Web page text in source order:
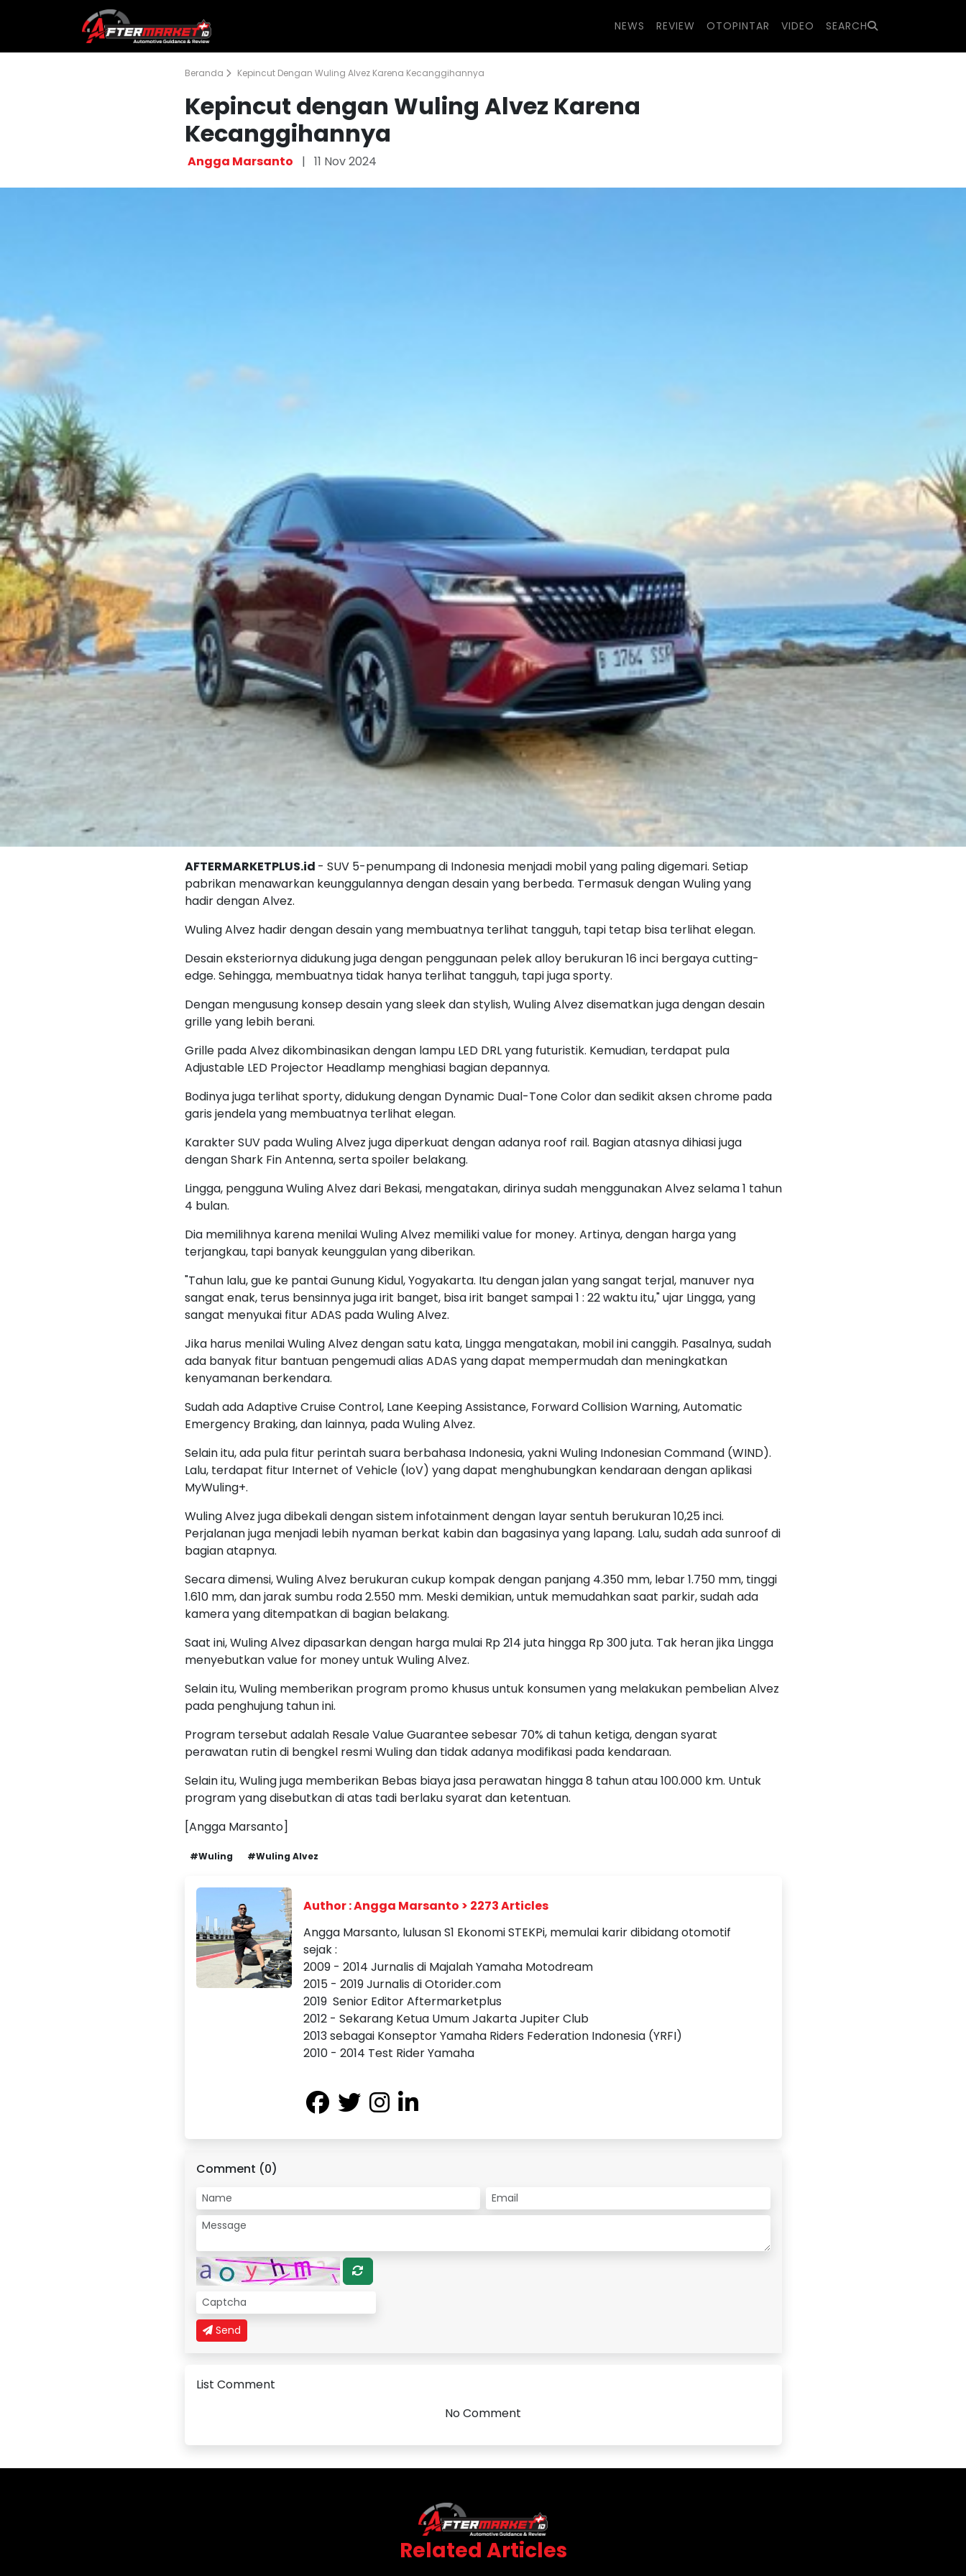
NEWS REVIEW OTOPINTAR VIDEO SEARCH
Beranda Kepincut Dengan Wuling Alvez Karena Kecanggihannya
Kepincut dengan Wuling Alvez Karena
Kecanggihannya
Angga Marsanto | 11 Nov 2024
AFTERMARKETPLUS.id - SUV 5-penumpang di Indonesia menjadi mobil yang paling digemari. Setiap
pabrikan menawarkan keunggulannya dengan desain yang berbeda. Termasuk dengan Wuling yang
hadir dengan Alvez.
Wuling Alvez hadir dengan desain yang membuatnya terlihat tangguh, tapi tetap bisa terlihat elegan.
Desain eksteriornya didukung juga dengan penggunaan pelek alloy berukuran 16 inci bergaya cutting-
edge. Sehingga, membuatnya tidak hanya terlihat tangguh, tapi juga sporty.
Dengan mengusung konsep desain yang sleek dan stylish, Wuling Alvez disematkan juga dengan desain
grille yang lebih berani.
Grille pada Alvez dikombinasikan dengan lampu LED DRL yang futuristik. Kemudian, terdapat pula
Adjustable LED Projector Headlamp menghiasi bagian depannya.
Bodinya juga terlihat sporty, didukung dengan Dynamic Dual-Tone Color dan sedikit aksen chrome pada
garis jendela yang membuatnya terlihat elegan.
Karakter SUV pada Wuling Alvez juga diperkuat dengan adanya roof rail. Bagian atasnya dihiasi juga
dengan Shark Fin Antenna, serta spoiler belakang.
Lingga, pengguna Wuling Alvez dari Bekasi, mengatakan, dirinya sudah menggunakan Alvez selama 1 tahun
4 bulan.
Dia memilihnya karena menilai Wuling Alvez memiliki value for money. Artinya, dengan harga yang
terjangkau, tapi banyak keunggulan yang diberikan.
"Tahun lalu, gue ke pantai Gunung Kidul, Yogyakarta. Itu dengan jalan yang sangat terjal, manuver nya
sangat enak, terus bensinnya juga irit banget, bisa irit banget sampai 1 : 22 waktu itu," ujar Lingga, yang
sangat menyukai fitur ADAS pada Wuling Alvez.
Jika harus menilai Wuling Alvez dengan satu kata, Lingga mengatakan, mobil ini canggih. Pasalnya, sudah
ada banyak fitur bantuan pengemudi alias ADAS yang dapat mempermudah dan meningkatkan
kenyamanan berkendara.
Sudah ada Adaptive Cruise Control, Lane Keeping Assistance, Forward Collision Warning, Automatic
Emergency Braking, dan lainnya, pada Wuling Alvez.
Selain itu, ada pula fitur perintah suara berbahasa Indonesia, yakni Wuling Indonesian Command (WIND).
Lalu, terdapat fitur Internet of Vehicle (IoV) yang dapat menghubungkan kendaraan dengan aplikasi
MyWuling+.
Wuling Alvez juga dibekali dengan sistem infotainment dengan layar sentuh berukuran 10,25 inci.
Perjalanan juga menjadi lebih nyaman berkat kabin dan bagasinya yang lapang. Lalu, sudah ada sunroof di
bagian atapnya.
Secara dimensi, Wuling Alvez berukuran cukup kompak dengan panjang 4.350 mm, lebar 1.750 mm, tinggi
1.610 mm, dan jarak sumbu roda 2.550 mm. Meski demikian, untuk memudahkan saat parkir, sudah ada
kamera yang ditempatkan di bagian belakang.
Saat ini, Wuling Alvez dipasarkan dengan harga mulai Rp 214 juta hingga Rp 300 juta. Tak heran jika Lingga
menyebutkan value for money untuk Wuling Alvez.
Selain itu, Wuling memberikan program promo khusus untuk konsumen yang melakukan pembelian Alvez
pada penghujung tahun ini.
Program tersebut adalah Resale Value Guarantee sebesar 70% di tahun ketiga, dengan syarat
perawatan rutin di bengkel resmi Wuling dan tidak adanya modifikasi pada kendaraan.
Selain itu, Wuling juga memberikan Bebas biaya jasa perawatan hingga 8 tahun atau 100.000 km. Untuk
program yang disebutkan di atas tadi berlaku syarat dan ketentuan.
[Angga Marsanto]
#Wuling #Wuling Alvez
Author : Angga Marsanto > 2273 Articles
Angga Marsanto, lulusan S1 Ekonomi STEKPi, memulai karir dibidang otomotif
sejak :
2009 - 2014 Jurnalis di Majalah Yamaha Motodream
2015 - 2019 Jurnalis di Otorider.com
2019 Senior Editor Aftermarketplus
2012 - Sekarang Ketua Umum Jakarta Jupiter Club
2013 sebagai Konseptor Yamaha Riders Federation Indonesia (YRFI)
2010 - 2014 Test Rider Yamaha
Comment (0)
Send
List Comment
No Comment
Related Articles